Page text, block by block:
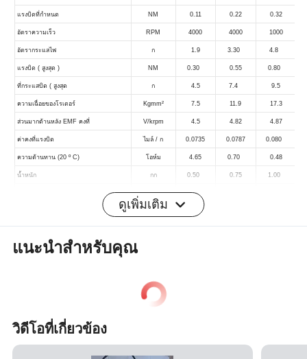
ดูเพิ่มเติม
แนะนำสำหรับคุณ
วิดีโอที่เกี่ยวข้อง